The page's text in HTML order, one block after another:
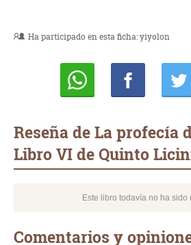
Ha participado en esta ficha:yiyolon
Reseña de La profecía
Libro VI de Quinto
Este libro todavía no ha sido
Comentarios y